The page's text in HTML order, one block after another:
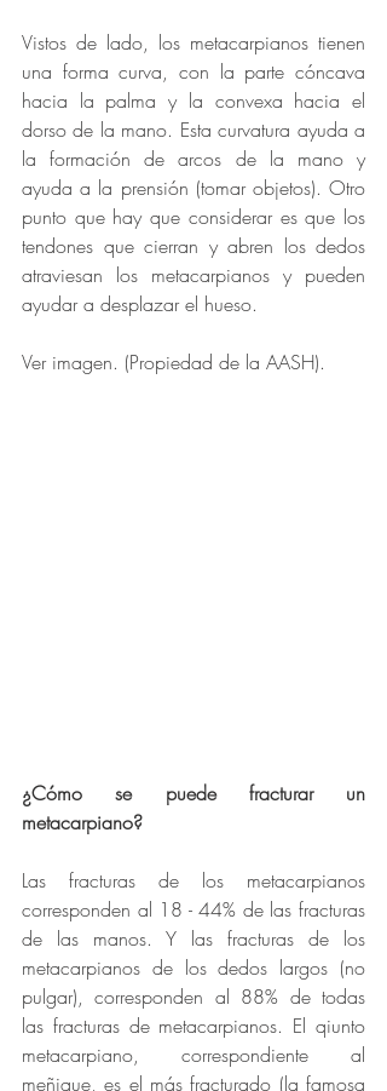
Vistos de lado, los metacarpianos tienen
una forma curva, con la parte cóncava
hacia la palma y la convexa hacia el
dorso de la mano. Esta curvatura ayuda a
la formación de arcos de la mano y
ayuda a la prensión (tomar objetos). Otro
punto que hay que considerar es que los
tendones que cierran y abren los dedos
atraviesan los metacarpianos y pueden
ayudar a desplazar el hueso.
Ver imagen. (Propiedad de la AASH).
¿Cómo se puede fracturar un
metacarpiano?
Las fracturas de los metacarpianos
corresponden al 18 - 44% de las fracturas
de las manos. Y las fracturas de los
metacarpianos de los dedos largos (no
pulgar), corresponden al 88% de todas
las fracturas de metacarpianos. El qiunto
metacarpiano, correspondiente al
meñique, es el más fracturado (la famosa